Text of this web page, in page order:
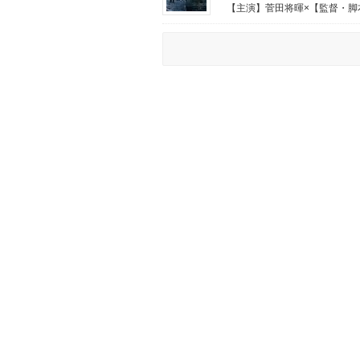
【主演】菅田将暉×【監督・脚